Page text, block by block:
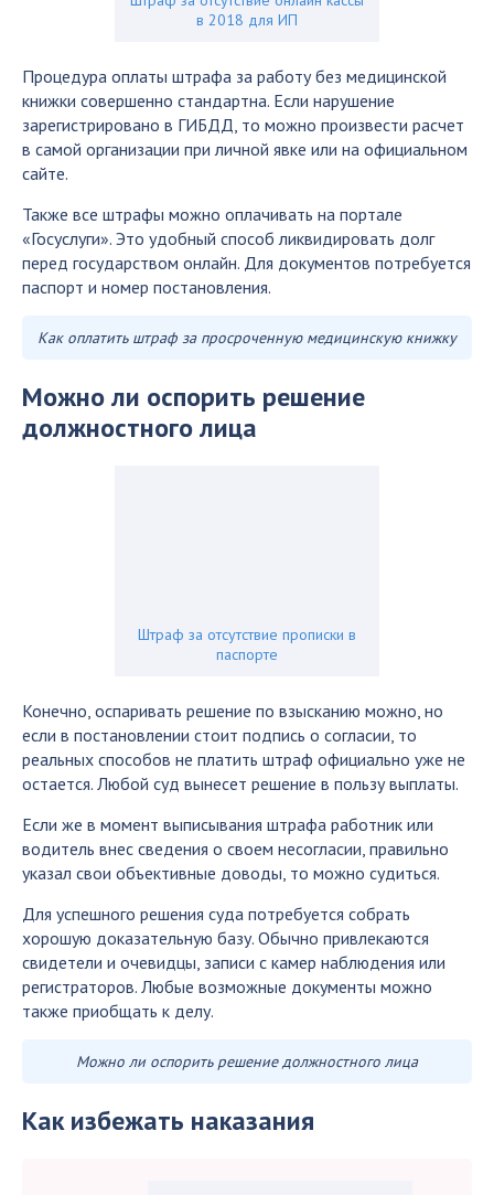
в 2018 для ИП
Процедура оплаты штрафа за работу без медицинской
книжки совершенно стандартна. Если нарушение
зарегистрировано в ГИБДД, то можно произвести расчет
в самой организации при личной явке или на официальном
сайте.
Также все штрафы можно оплачивать на портале
«Госуслуги». Это удобный способ ликвидировать долг
перед государством онлайн. Для документов потребуется
паспорт и номер постановления.
Как оплатить штраф за просроченную медицинскую книжку
Можно ли оспорить решение
должностного лица
Штраф за отсутствие прописки в
паспорте
Конечно, оспаривать решение по взысканию можно, но
если в постановлении стоит подпись о согласии, то
реальных способов не платить штраф официально уже не
остается. Любой суд вынесет решение в пользу выплаты.
Если же в момент выписывания штрафа работник или
водитель внес сведения о своем несогласии, правильно
указал свои объективные доводы, то можно судиться.
Для успешного решения суда потребуется собрать
хорошую доказательную базу. Обычно привлекаются
свидетели и очевидцы, записи с камер наблюдения или
регистраторов. Любые возможные документы можно
также приобщать к делу.
Можно ли оспорить решение должностного лица
Как избежать наказания